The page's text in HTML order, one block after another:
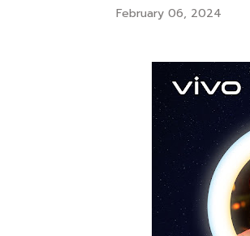
February 06, 2024